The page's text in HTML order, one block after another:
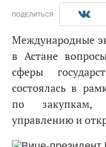
ПОДЕЛИТЬСЯ
Международные
в Астане
сферы
состоялась в
по закупкам,
управлению и